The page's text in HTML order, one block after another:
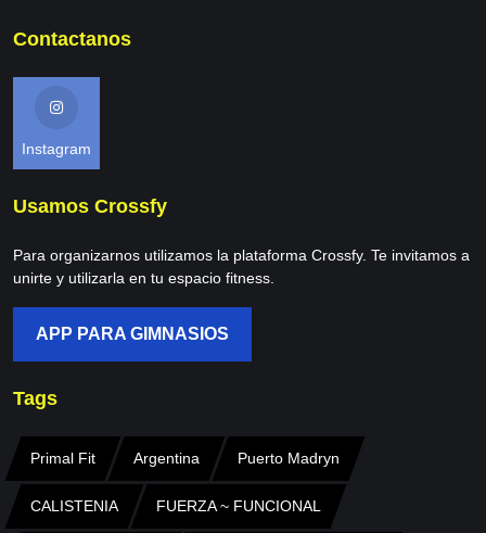
Contactanos
Instagram
Usamos Crossfy
Para organizarnos utilizamos la plataforma Crossfy. Te invitamos a
unirte y utilizarla en tu espacio fitness.
APP PARA GIMNASIOS
Tags
Primal Fit Argentina Puerto Madryn
CALISTENIA FUERZA ~ FUNCIONAL